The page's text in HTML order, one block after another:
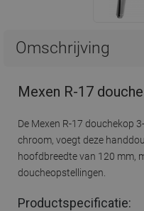
Omschrijving
Mexen R-17
De Mexen R-17 douchekop
chroom, voegt deze
hoofdbreedte van 120 mm,
doucheopstellingen.
Productspecificatie: